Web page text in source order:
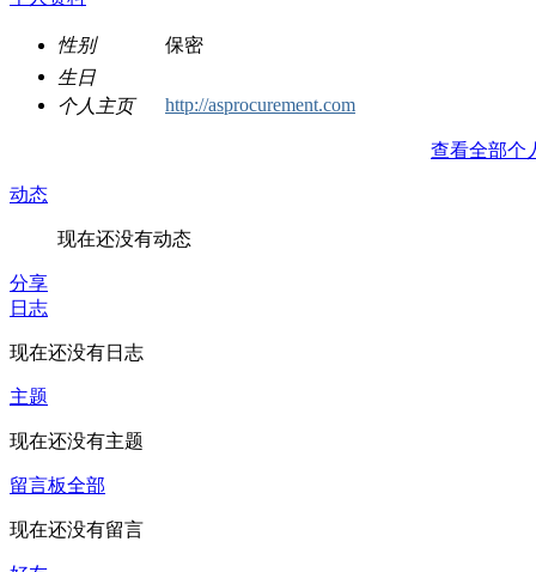
性别
保密
生日
个人主页
http://asprocurement.com
查看全部个
动态
现在还没有动态
分享
日志
现在还没有日志
主题
现在还没有主题
留言板全部
现在还没有留言